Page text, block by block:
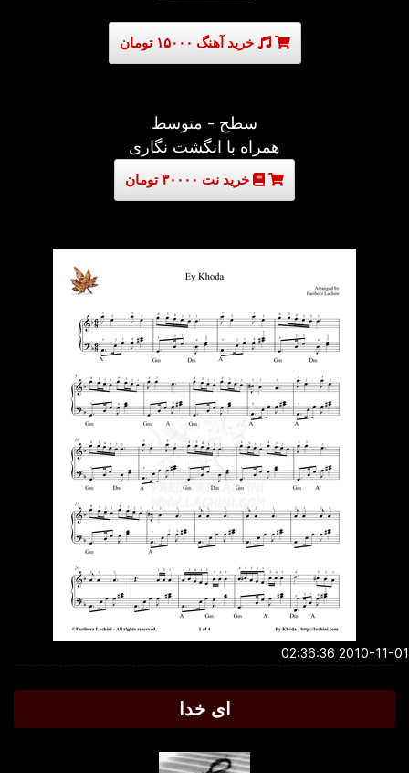
خرید آهنگ ۱۵۰۰۰ تومان
سطح - متوسط
همراه با انگشت نگاری
خرید نت ۳۰۰۰۰ تومان
2010-11-01
ای خدا